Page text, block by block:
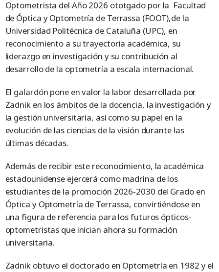
Optometrista del Año 2026 ototgado por la Facultad
de Óptica y Optometría de Terrassa (FOOT),de la
Universidad Politécnica de Cataluña (UPC), en
reconocimiento a su trayectoria académica, su
liderazgo en investigación y su contribución al
desarrollo de la optometría a escala internacional.
El galardón pone en valor la labor desarrollada por
Zadnik en los ámbitos de la docencia, la investigación y
la gestión universitaria, así como su papel en la
evolución de las ciencias de la visión durante las
últimas décadas.
Además de recibir este reconocimiento, la académica
estadounidense ejercerá como madrina de los
estudiantes de la promoción 2026-2030 del Grado en
Óptica y Optometría de Terrassa, convirtiéndose en
una figura de referencia para los futuros ópticos-
optometristas que inician ahora su formación
universitaria.
Zadnik obtuvo el doctorado en Optometría en 1982 y el